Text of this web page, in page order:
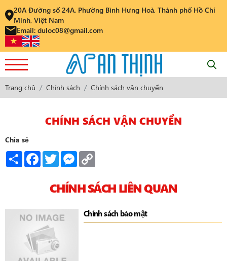
20A Đường số 24A, Phường Bình Hưng Hoà, Thành phố Hồ Chí
Minh, Việt Nam
Email: duloc08@gmail.com
Trang chủ Chính sách Chính sách vận chuyển
CHÍNH SÁCH VẬN CHUYỂN
Chia sẻ
Share FacebookTwitterMessenger
CHÍNH SÁCH LIÊN QUAN
Chính sách bảo mật